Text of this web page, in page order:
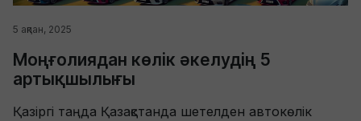
5 ақпан, 2025
Моңғолиядан көлік әкелудің 5
артықшылығы
Қазіргі таңда Қазақстанда шетелден автокөлік